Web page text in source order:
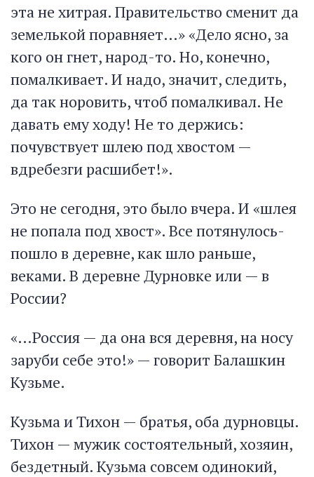
эта не хитрая. Правительство сменит да
земелькой поравняет…» «Дело ясно, за
кого он гнет, народ-то. Но, конечно,
помалкивает. И надо, значит, следить,
да так норовить, чтоб помалкивал. Не
давать ему ходу! Не то держись:
почувствует шлею под хвостом —
вдребезги расшибет!».
Это не сегодня, это было вчера. И «шлея
не попала под хвост». Все потянулось-
пошло в деревне, как шло раньше,
веками. В деревне Дурновке или — в
России?
«…Россия — да она вся деревня, на носу
заруби себе это!» — говорит Балашкин
Кузьме.
Кузьма и Тихон — братья, оба дурновцы.
Тихон — мужик состоятельный, хозяин,
бездетный. Кузьма совсем одинокий,